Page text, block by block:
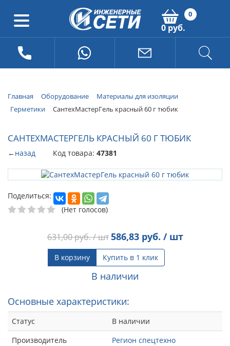
0
0 руб.
Главная Оборудование
Материалы для изоляции
Герметики
СантехМастерГель красный 60 г тюбик
САНТЕХМАСТЕРГЕЛЬ КРАСНЫЙ 60 Г ТЮБИК
←назад Код товара: 47381
Поделиться:
(Нет голосов)
631,00руб. / шт 586,83руб. / шт
В корзину Купить в 1 клик
В наличии
Основные характеристики:
Статус
В наличии
Производитель
Регион спецтехно